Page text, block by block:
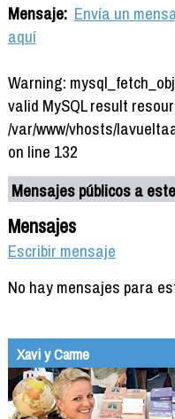
Mensaje: Envía un
aquí
Warning:
valid MySQL result
/var/www/vhosts/
on line 132
Mensajes públicos a
Mensajes
Escribir mensaje
No hay mensajes para
Xavi y Carme